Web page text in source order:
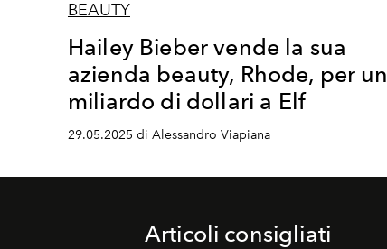
BEAUTY
Hailey Bieber vende la sua
azienda beauty, Rhode, per un
miliardo di dollari a Elf
29.05.2025 di Alessandro Viapiana
Articoli consigliati